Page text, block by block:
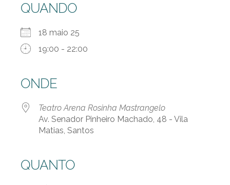
QUANDO
18 maio 25
19:00 - 22:00
ONDE
Teatro Arena Rosinha Mastrangelo
Av. Senador Pinheiro Machado, 48 - Vila
Matias, Santos
QUANTO